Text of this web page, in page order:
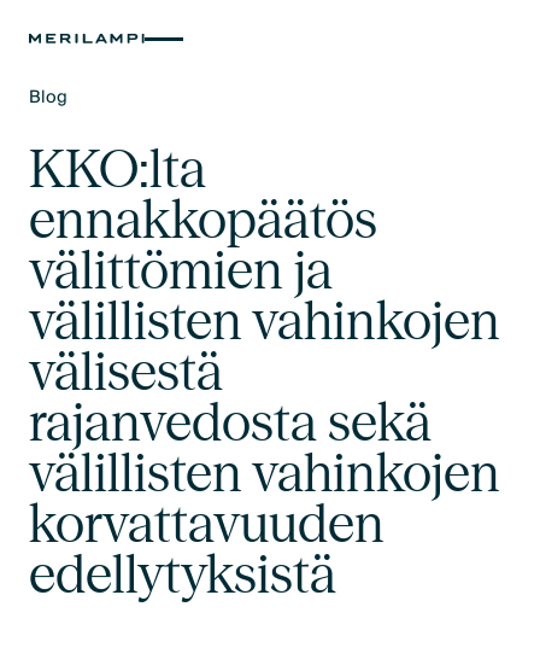
Blog
KKO:lta
ennakkopäätös
välittömien ja
välillisten vahinkojen
välisestä
rajanvedosta sekä
välillisten vahinkojen
korvattavuuden
edellytyksistä